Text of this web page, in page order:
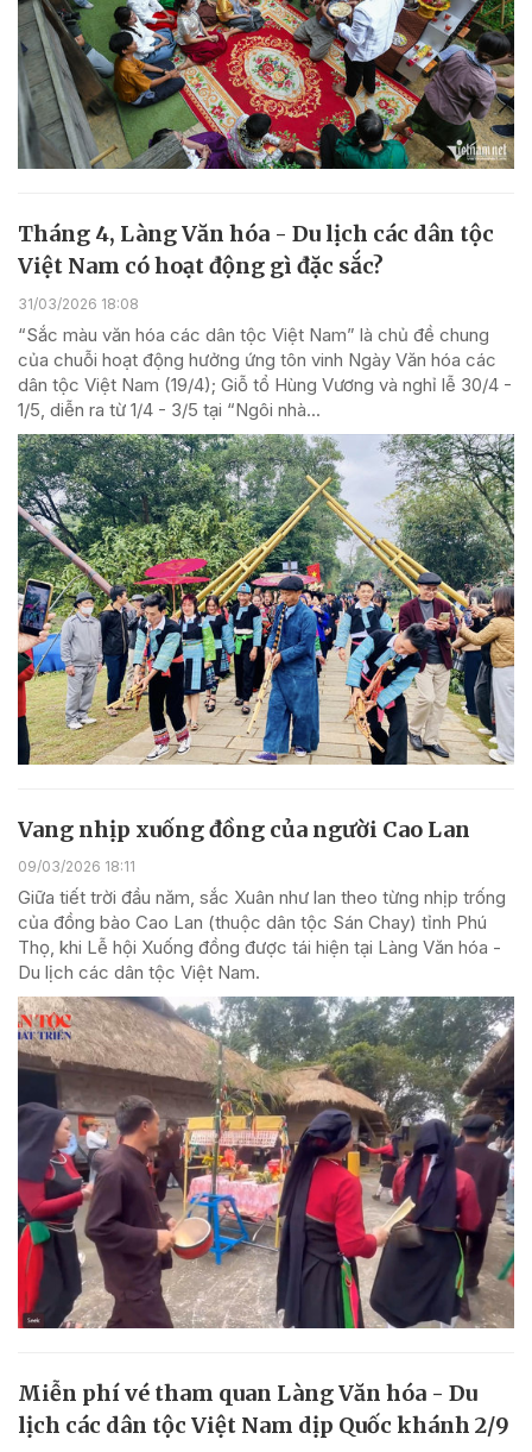
Tháng 4, Làng Văn hóa - Du lịch các dân tộc
Việt Nam có hoạt động gì đặc sắc?
31/03/2026 18:08
“Sắc màu văn hóa các dân tộc Việt Nam” là chủ đề chung
của chuỗi hoạt động hưởng ứng tôn vinh Ngày Văn hóa các
dân tộc Việt Nam (19/4); Giỗ tổ Hùng Vương và nghỉ lễ 30/4 -
1/5, diễn ra từ 1/4 - 3/5 tại “Ngôi nhà...
Vang nhịp xuống đồng của người Cao Lan
09/03/2026 18:11
Giữa tiết trời đầu năm, sắc Xuân như lan theo từng nhịp trống
của đồng bào Cao Lan (thuộc dân tộc Sán Chay) tỉnh Phú
Thọ, khi Lễ hội Xuống đồng được tái hiện tại Làng Văn hóa -
Du lịch các dân tộc Việt Nam.
Miễn phí vé tham quan Làng Văn hóa - Du
lịch các dân tộc Việt Nam dịp Quốc khánh 2/9